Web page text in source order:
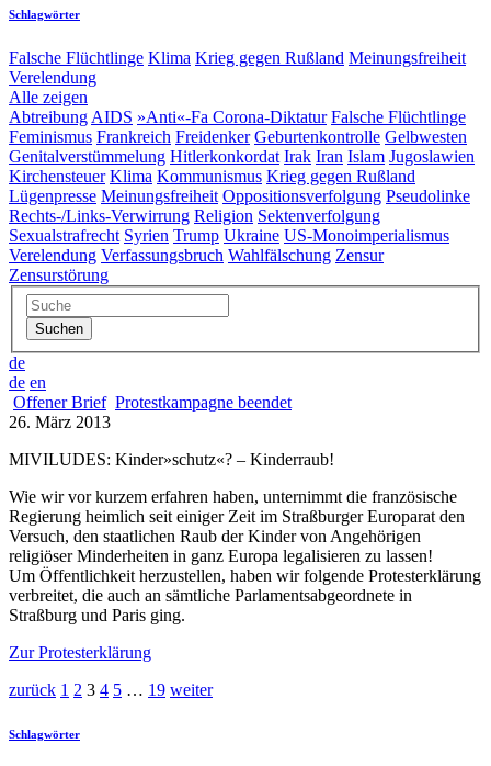
Schlagwörter
Falsche Flüchtlinge Klima Krieg gegen Rußland Meinungsfreiheit
Verelendung
Alle zeigen
Abtreibung AIDS »Anti«-Fa Corona-Diktatur Falsche Flüchtlinge
Feminismus Frankreich Freidenker Geburtenkontrolle Gelbwesten
Genitalverstümmelung Hitlerkonkordat Irak Iran Islam Jugoslawien
Kirchensteuer Klima Kommunismus Krieg gegen Rußland
Lügenpresse Meinungsfreiheit Oppositionsverfolgung Pseudolinke
Rechts-/Links-Verwirrung Religion Sektenverfolgung
Sexualstrafrecht Syrien Trump Ukraine US-Monoimperialismus
Verelendung Verfassungsbruch Wahlfälschung Zensur
Zensurstörung
de
de en
Offener Brief Protestkampagne beendet
26. März 2013
MIVILUDES: Kinder»schutz«? – Kinderraub!
Wie wir vor kurzem erfahren haben, unternimmt die französische
Regierung heimlich seit einiger Zeit im Straßburger Europarat den
Versuch, den staatlichen Raub der Kinder von Angehörigen
religiöser Minderheiten in ganz Europa legalisieren zu lassen!
Um Öffentlichkeit herzustellen, haben wir folgende Protesterklärung
verbreitet, die auch an sämtliche Parlamentsabgeordnete in
Straßburg und Paris ging.
Zur Protesterklärung
zurück 1 2 3 4 5 … 19 weiter
Schlagwörter